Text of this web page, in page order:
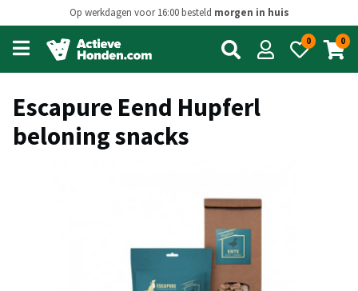
Op werkdagen voor 16:00 besteld morgen in huis
Open
main
menu
0 0
Escapure Eend Hupferl
beloning snacks